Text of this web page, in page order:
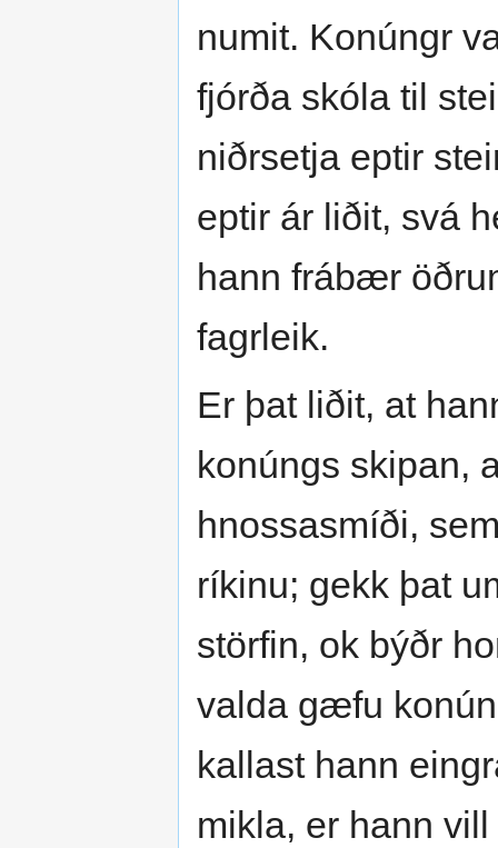
numit. Konúngr
fjórða skóla til
niðrsetja eptir
eptir ár liðit, svá
hann frábær
fagrleik.
Er þat liðit, at
konúngs skipan,
hnossasmíði,
ríkinu; gekk þat
störfin, ok býðr
valda gæfu
kallast hann
mikla, er hann